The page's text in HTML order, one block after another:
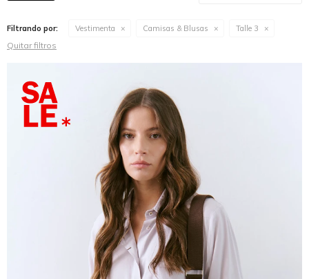
Filtrando por: Vestimenta Camisas & Blusas Talle 3
Quitar filtros